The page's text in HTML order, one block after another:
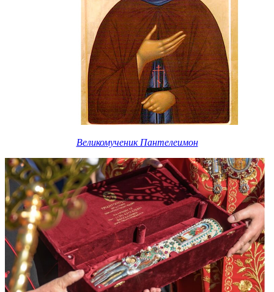
Великомученик Пантелеимон